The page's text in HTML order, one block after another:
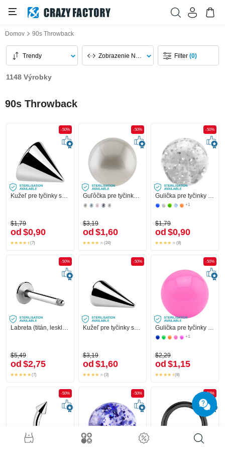
Domov 90s Throwback
Trendy Zobrazenie Na Stránku Filter(0)
1148 Výrobky
90s Throwback
-50%
Kužeľ pre tyčinky so závitom (chirurgická oceľ, strieborná, lesklý povrch)
$1,79
od $0,90
(7)
-50%
Guľôčka pre tyčinky so závitom (syntetická perleť, rôzne farby) s imitáciou perál
$3,19
od $1,60
(24)
-50%
Gulička pre tyčinky so závitom (akryl, rôzne farby) s trblietanie
+1
$1,79
od $0,90
(8)
-50%
$5,49
od $2,75
(7)
-50%
Kužeľ pre tyčinky so závitom (chirurgická oceľ, strieborná, lesklý povrch)
$3,19
od $1,60
(3)
-50%
+1
$2,29
od $1,15
(8)
-50% -50% -50%